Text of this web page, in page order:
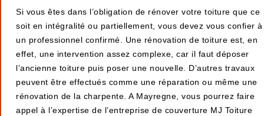
Si vous êtes dans l’obligation de rénover votre toiture que ce
soit en intégralité ou partiellement, vous devez vous confier à
un professionnel confirmé. Une rénovation de toiture est, en
effet, une intervention assez complexe, car il faut déposer
l’ancienne toiture puis poser une nouvelle. D’autres travaux
peuvent être effectués comme une réparation ou même une
rénovation de la charpente. A Mayregne, vous pourrez faire
appel à l’expertise de l’entreprise de couverture MJ Toiture